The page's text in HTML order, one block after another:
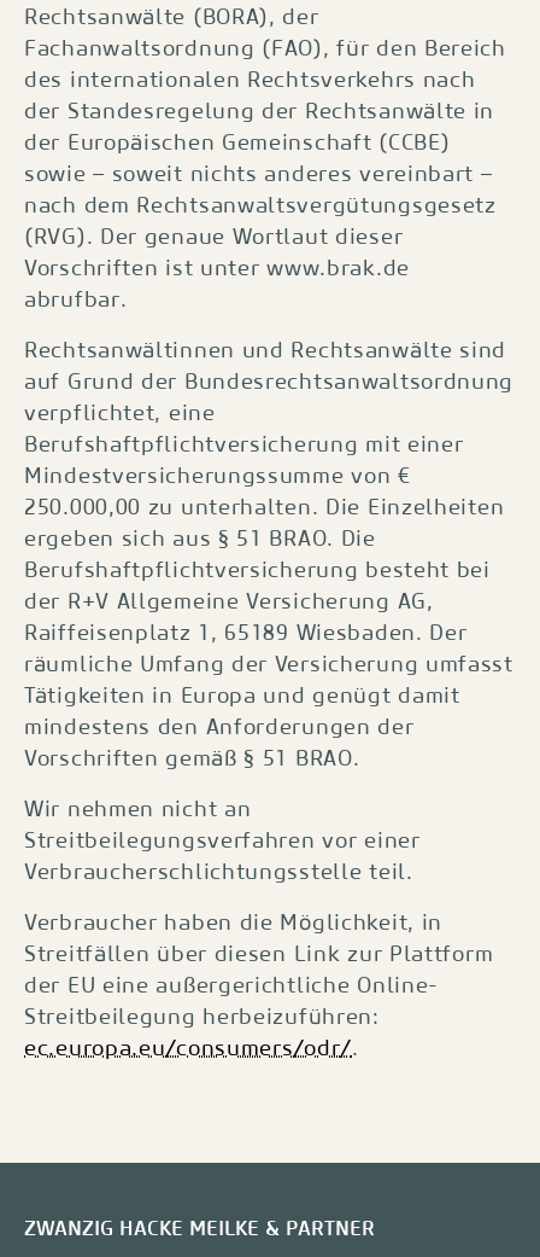
Rechtsanwälte (BORA), der
Fachanwaltsordnung (FAO), für den Bereich
des internationalen Rechtsverkehrs nach
der Standesregelung der Rechtsanwälte in
der Europäischen Gemeinschaft (CCBE)
sowie – soweit nichts anderes vereinbart –
nach dem Rechtsanwaltsvergütungsgesetz
(RVG). Der genaue Wortlaut dieser
Vorschriften ist unter www.brak.de
abrufbar.
Rechtsanwältinnen und Rechtsanwälte sind
auf Grund der Bundesrechtsanwaltsordnung
verpflichtet, eine
Berufshaftpflichtversicherung mit einer
Mindestversicherungssumme von €
250.000,00 zu unterhalten. Die Einzelheiten
ergeben sich aus § 51 BRAO. Die
Berufshaftpflichtversicherung besteht bei
der R+V Allgemeine Versicherung AG,
Raiffeisenplatz 1, 65189 Wiesbaden. Der
räumliche Umfang der Versicherung umfasst
Tätigkeiten in Europa und genügt damit
mindestens den Anforderungen der
Vorschriften gemäß § 51 BRAO.
Wir nehmen nicht an
Streitbeilegungsverfahren vor einer
Verbraucherschlichtungsstelle teil.
Verbraucher haben die Möglichkeit, in
Streitfällen über diesen Link zur Plattform
der EU eine außergerichtliche Online-
Streitbeilegung herbeizuführen:
ec.europa.eu/consumers/odr/.
ZWANZIG HACKE MEILKE & PARTNER